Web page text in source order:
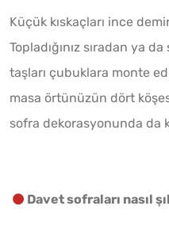
Küçük kıskaçları ince
Topladığınız sıradan ya da
taşları çubuklara monte
masa örtünüzün dört
sofra dekorasyonunda da
Davet sofraları nasıl